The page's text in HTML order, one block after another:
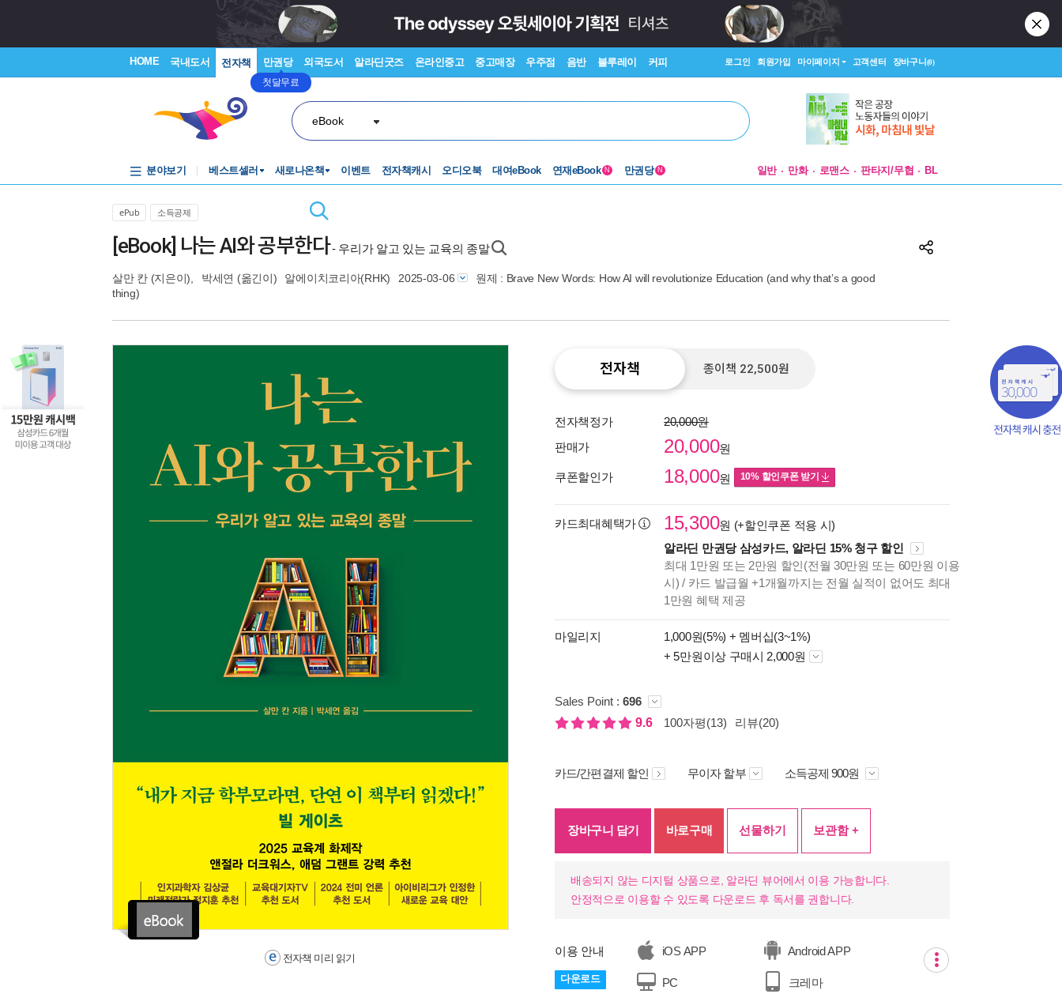
HOME 국내도서 전자책 만권당
첫달무료
외국도서 알라딘굿즈 온라인중고 중고매장 우주점 음반 블루레이 커피 로그인 회원가입 마이페이지 고객센터 장바구니(0)
eBook
분야보기 베스트셀러 새로나온책 이벤트 전자책캐시 오디오북 대여eBook 연재eBook N 만권당 N 일반 만화 로맨스 판타지/무협 BL
ePub 소득공제
[eBook] 나는 AI와 공부한다- 우리가 알고 있는 교육의 종말
살만 칸(지은이), 박세연 (옮긴이) 알에이치코리아(RHK) 2025-03-06
원제 : Brave New Words: How AI will revolutionize Education (and why that’s a good
thing)
종이책의
미리보기
입니다.
전자책 미리 읽기
전자책 종이책 22,500원
전자책정가
20,000원
판매가
20,000원
쿠폰할인가 18,000원 10% 할인쿠폰 받기
카드최대혜택가 15,300원 (+할인쿠폰 적용 시)
알라딘 만권당 삼성카드, 알라딘 15% 청구 할인
최대 1만원 또는 2만원 할인(전월 30만원 또는 60만원 이용
시) / 카드 발급월 +1개월까지는 전월 실적이 없어도 최대
1만원 혜택 제공
마일리지 1,000원(5%) + 멤버십(3~1%)
+ 5만원이상 구매시 2,000원
Sales Point : 696
9.6
100자평(13) 리뷰(20)
카드/간편결제 할인 무이자 할부 소득공제 900원
장바구니 담기 바로구매 선물하기 보관함 +
배송되지 않는 디지털 상품으로, 알라딘 뷰어에서 이용 가능합니다.
안정적으로 이용할 수 있도록 다운로드 후 독서를 권합니다.
이용 안내
다운로드
iOS APP Android APP
PC 크레마